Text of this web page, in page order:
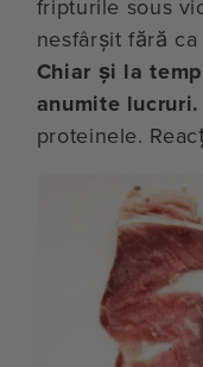
fripturile sous
nesfârșit fără
Chiar și la
anumite lucruri.
proteinele.